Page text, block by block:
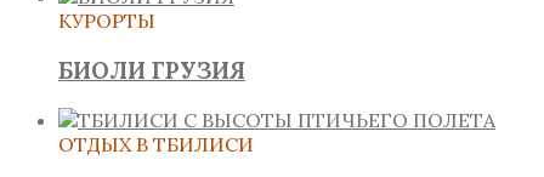
КУРОРТЫ
БИОЛИ ГРУЗИЯ
ОТДЫХ В ТБИЛИСИ